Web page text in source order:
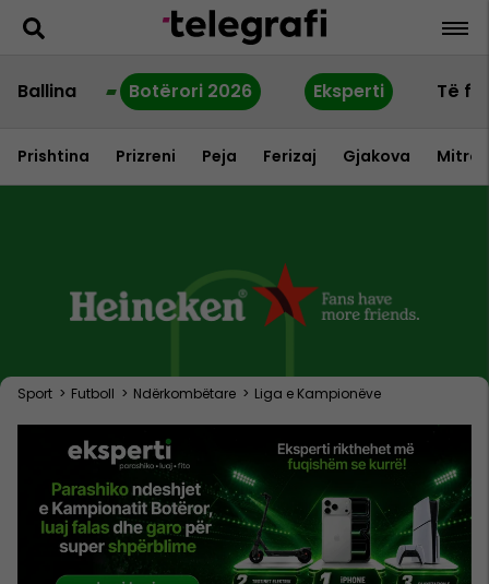
Ballina Botërori 2026 Eksperti Të
Prishtina Prizreni Peja Ferizaj Gjakova
Sport > Futboll > Ndërkombëtare > Liga e Kampionëve